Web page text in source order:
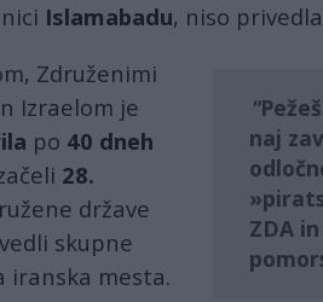
Islamabadu, niso
naj
ZDA
Združenimi
Izraelom je
po 40 dneh
28.
države
skupne
iranska mesta.